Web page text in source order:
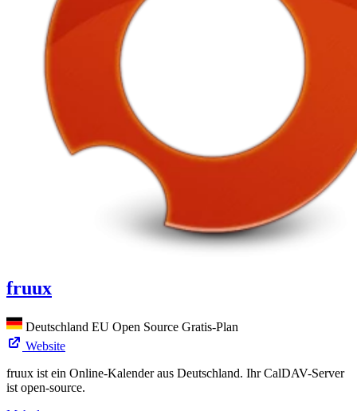
fruux
Deutschland EU Open Source Gratis-Plan
Website
fruux ist ein Online-Kalender aus Deutschland. Ihr CalDAV-Server
ist open-source.